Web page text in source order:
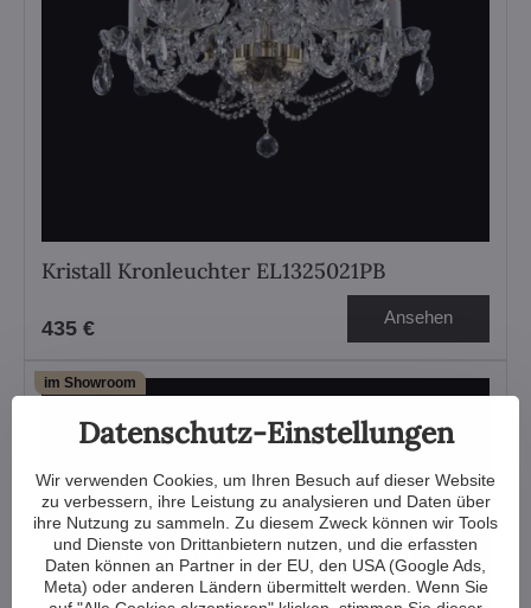
Kristall Kronleuchter EL1325021PB
435 € Ansehen
im Showroom
Datenschutz-Einstellungen
Wir verwenden Cookies, um Ihren Besuch auf dieser Website
zu verbessern, ihre Leistung zu analysieren und Daten über
ihre Nutzung zu sammeln. Zu diesem Zweck können wir Tools
und Dienste von Drittanbietern nutzen, und die erfassten
Daten können an Partner in der EU, den USA (Google Ads,
Meta) oder anderen Ländern übermittelt werden. Wenn Sie